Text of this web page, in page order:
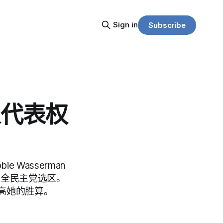
Sign in Subscribe
表权
Wasserman
民主党选区。
的胜算。